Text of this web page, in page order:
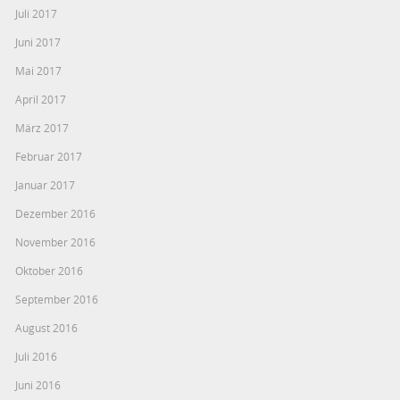
Juli 2017
Juni 2017
Mai 2017
April 2017
März 2017
Februar 2017
Januar 2017
Dezember 2016
November 2016
Oktober 2016
September 2016
August 2016
Juli 2016
Juni 2016